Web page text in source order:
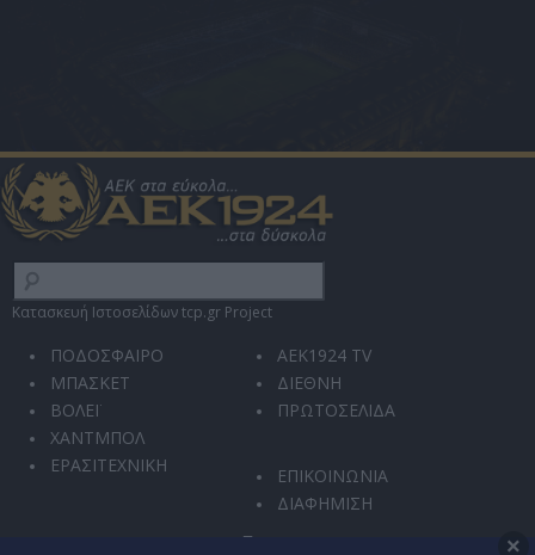
Κατασκευή Ιστοσελίδων tcp.gr Project
ΠΟΔΟΣΦΑΙΡΟ
ΜΠΑΣΚΕΤ
ΒΟΛΕΪ
ΧΑΝΤΜΠΟΛ
ΕΡΑΣΙΤΕΧΝΙΚΗ
AEK1924 TV
ΔΙΕΘΝΗ
ΠΡΩΤΟΣΕΛΙΔΑ
ΕΠΙΚΟΙΝΩΝΙΑ
ΔΙΑΦΗΜΙΣΗ
×